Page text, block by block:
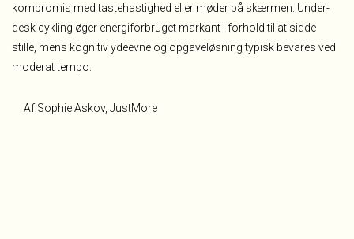
kompromis med tastehastighed eller møder på skærmen. Under-
desk cykling øger energiforbruget markant i forhold til at sidde
stille, mens kognitiv ydeevne og opgaveløsning typisk bevares ved
moderat tempo
Af Sophie Askov, JustMore